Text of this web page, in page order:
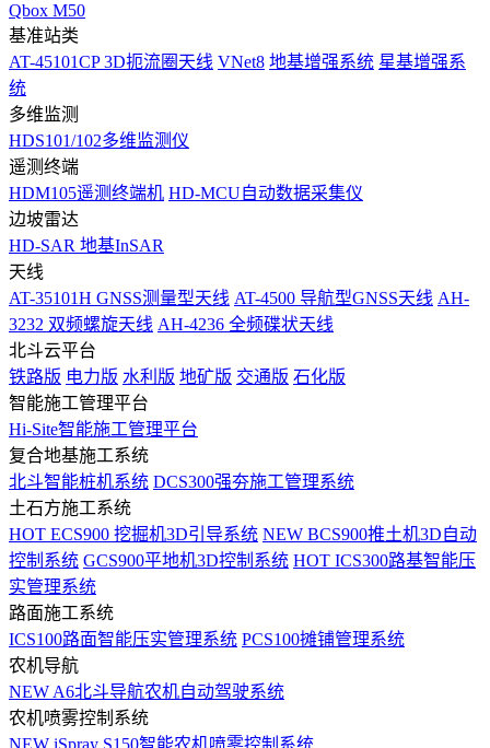
Qbox M50
基准站类
AT-45101CP 3D扼流圈天线 VNet8 地基增强系统 星基增强系
统
多维监测
HDS101/102多维监测仪
遥测终端
HDM105遥测终端机 HD-MCU自动数据采集仪
边坡雷达
HD-SAR 地基InSAR
天线
AT-35101H GNSS测量型天线 AT-4500 导航型GNSS天线 AH-
3232 双频螺旋天线 AH-4236 全频碟状天线
北斗云平台
铁路版 电力版 水利版 地矿版 交通版 石化版
智能施工管理平台
Hi-Site智能施工管理平台
复合地基施工系统
北斗智能桩机系统 DCS300强夯施工管理系统
土石方施工系统
HOT ECS900 挖掘机3D引导系统 NEW BCS900推土机3D自动
控制系统 GCS900平地机3D控制系统 HOT ICS300路基智能压
实管理系统
路面施工系统
ICS100路面智能压实管理系统 PCS100摊铺管理系统
农机导航
NEW A6北斗导航农机自动驾驶系统
农机喷雾控制系统
NEW iSpray S150智能农机喷雾控制系统